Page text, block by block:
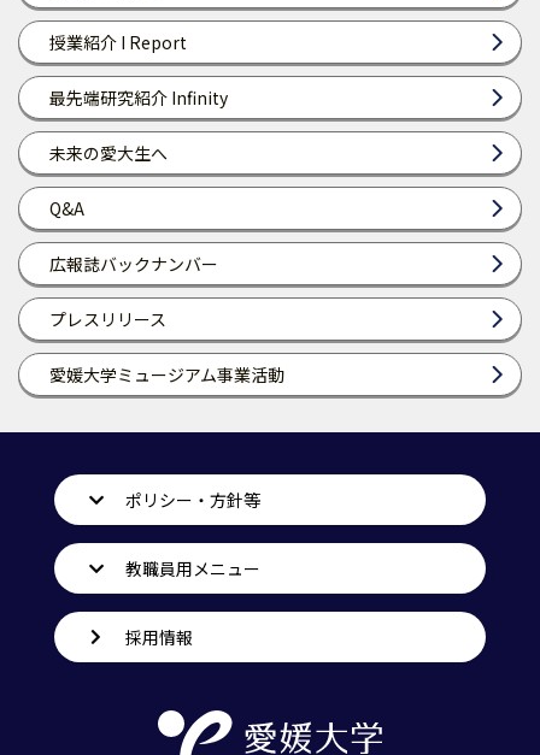
授業紹介 I Report
最先端研究紹介 Infinity
未来の愛大生へ
Q&A
広報誌バックナンバー
プレスリリース
愛媛大学ミュージアム事業活動
ポリシー・方針等
教職員用メニュー
採用情報